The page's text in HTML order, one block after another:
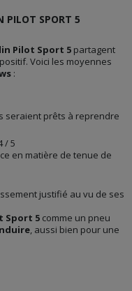
PILOT SPORT 5
Pilot Sport 5 partagent
Voici les moyennes
:
seraient prêts à reprendre
/ 5
en matière de tenue de
justifié au vu de ses
Sport 5 comme un pneu
, aussi bien pour une